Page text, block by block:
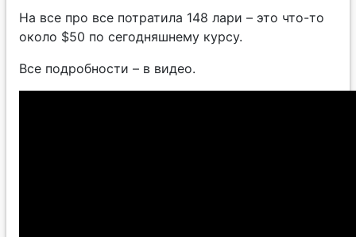
На все про все потратила 148 лари – это что-то
около $50 по сегодняшнему курсу.
Все подробности – в видео.